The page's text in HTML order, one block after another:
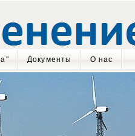
Документы О нас